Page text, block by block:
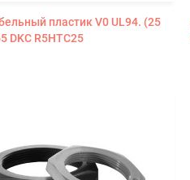
пластик V0 UL94. (25
DKC R5HTC25